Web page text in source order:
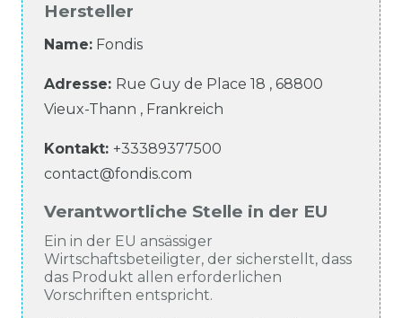
Hersteller
Name: Fondis
Adresse: Rue Guy de Place 18 , 68800
Vieux-Thann , Frankreich
Kontakt: +33389377500
contact@fondis.com
Verantwortliche Stelle in der EU
Ein in der EU ansässiger
Wirtschaftsbeteiligter, der sicherstellt, dass
das Produkt allen erforderlichen
Vorschriften entspricht.